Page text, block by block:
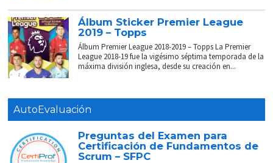
Álbum Sticker Premier League
2019 – Topps
Álbum Premier League 2018-2019 – Topps La Premier
League 2018-19 fue la vigésimo séptima temporada de la
máxima división inglesa, desde su creación en...
AutoEvaluación
Preguntas del Examen para
Certificación de Fundamentos de
Scrum – SFPC